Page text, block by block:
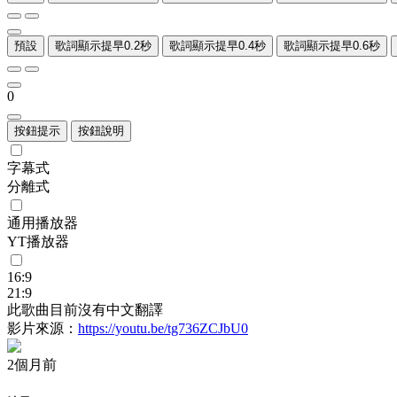
預設 歌詞顯示提早0.2秒 歌詞顯示提早0.4秒 歌詞顯示提早0.6秒
0
按鈕提示 按鈕說明
字幕式
分離式
通用播放器
YT播放器
16:9
21:9
此歌曲目前沒有中文翻譯
影片來源： https://youtu.be/tg736ZCJbU0
2個月前